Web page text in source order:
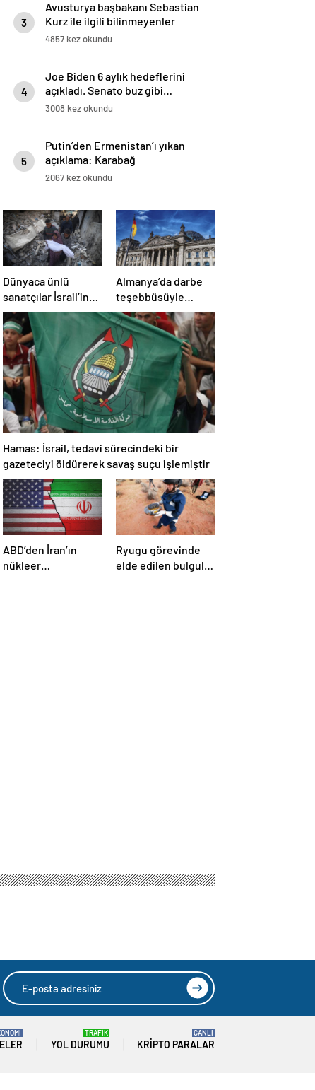
3
Avusturya başbakanı Sebastian
Kurz ile ilgili bilinmeyenler
4857 kez okundu
4
Joe Biden 6 aylık hedeflerini
açıkladı. Senato buz gibi…
3008 kez okundu
5
Putin’den Ermenistan’ı yıkan
açıklama: Karabağ
Azerbaycan’ın ayrılmaz bir
2067 kez okundu
Dünyaca ünlü
sanatçılar İsrail’in
Gazze’deki
soykırımını kınadı
Almanya’da darbe
teşebbüsüyle
suçlanan örgüte ait
dernek yasaklandı
Hamas: İsrail, tedavi sürecindeki bir
gazeteciyi öldürerek savaş suçu işlemiştir
ABD’den İran’ın
nükleer
Ryugu görevinde
elde edilen bulgular
YOL DURUMU
TRAFİK
KRIPTO PARALAR
CANLI